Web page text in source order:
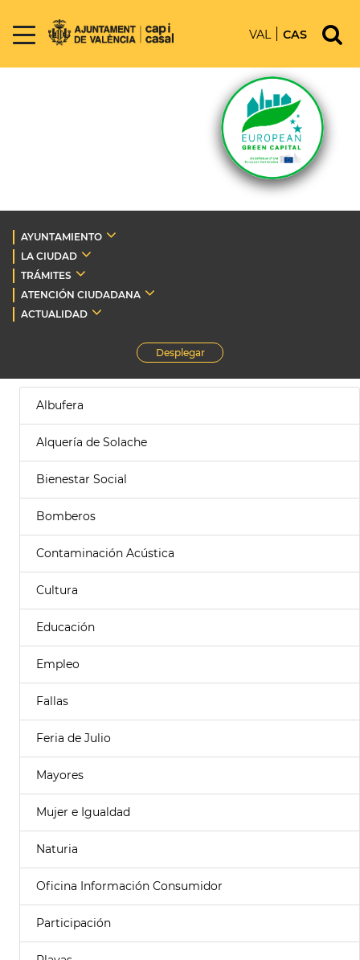
VAL CAS
AYUNTAMIENTO
LA CIUDAD
TRÁMITES
ATENCIÓN CIUDADANA
ACTUALIDAD
Desplegar
Albufera
Alquería de Solache
Bienestar Social
Bomberos
Contaminación Acústica
Cultura
Educación
Empleo
Fallas
Feria de Julio
Mayores
Mujer e Igualdad
Naturia
Oficina Información Consumidor
Participación